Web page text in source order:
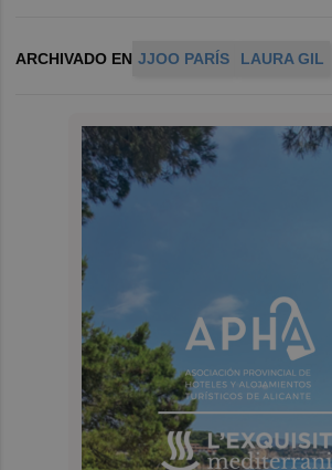
ARCHIVADO EN JJOO PARÍS LAURA GIL